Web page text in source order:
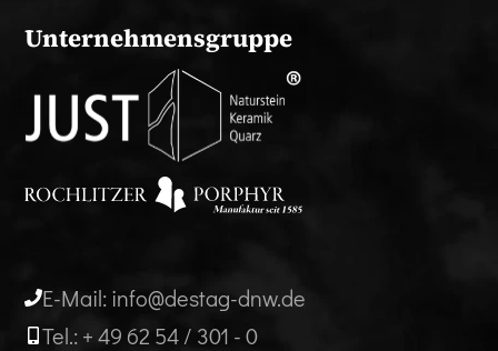
Unternehmensgruppe
E-Mail: info@destag-dnw.de
Tel.: + 49 62 54 / 301 - 0